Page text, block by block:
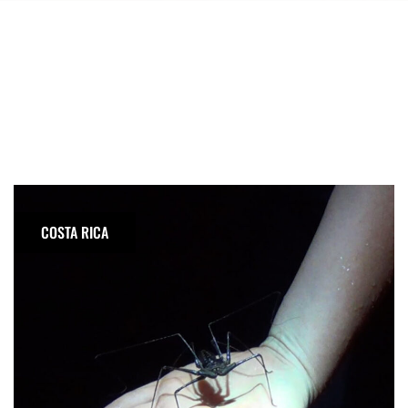
COSTA RICA